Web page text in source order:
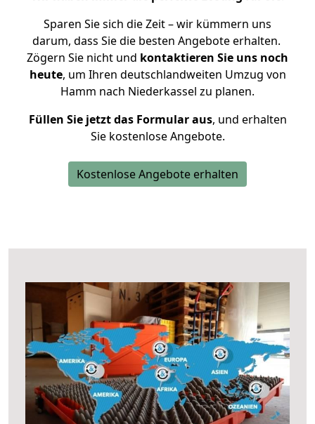
Sparen Sie sich die Zeit – wir kümmern uns
darum, dass Sie die besten Angebote erhalten.
Zögern Sie nicht und kontaktieren Sie uns noch
heute, um Ihren deutschlandweiten Umzug von
Hamm nach Niederkassel zu planen.
Füllen Sie jetzt das Formular aus, und erhalten
Sie kostenlose Angebote.
Kostenlose Angebote erhalten